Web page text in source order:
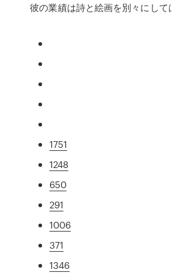
彼の業績は詩と絵画を別々にして
1751
1248
650
291
1006
371
1346